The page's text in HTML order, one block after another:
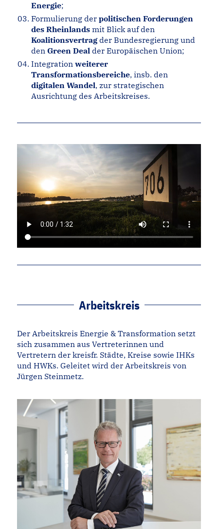
Energie;
Formulierung der politischen Forderungen
des Rheinlandsmit Blick auf den
Koalitionsvertragder Bundesregierung und
den Green Dealder Europäischen Union;
Integration weiterer
Transformationsbereiche, insb. den
digitalen Wandel, zur strategischen
Ausrichtung des Arbeitskreises.
Arbeitskreis
Der Arbeitskreis Energie & Transformation setzt
sich zusammen aus Vertreterinnen und
Vertretern der kreisfr. Städte, Kreise sowie IHKs
und HWKs. Geleitet wird der Arbeitskreis von
Jürgen Steinmetz.